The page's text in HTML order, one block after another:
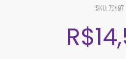
SKU: 70497